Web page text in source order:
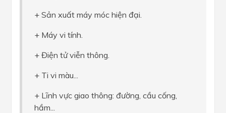
+ Sản xuất máy móc hiện đại.
+ Máy vi tính.
+ Điện tử viễn thông.
+ Ti vi màu...
+ Lĩnh vực giao thông: đường, cầu cống,
hầm...